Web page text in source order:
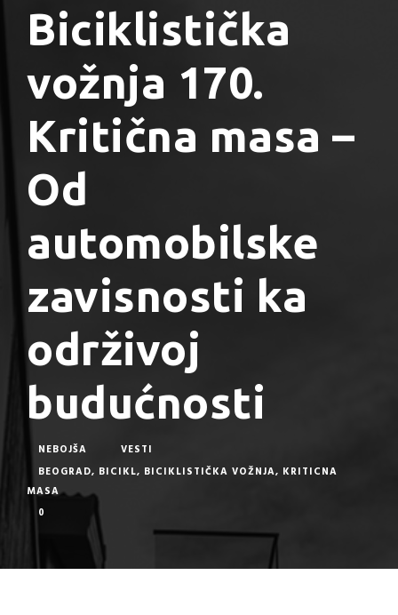
Biciklistička
vožnja 170.
Kritična masa –
Od
automobilske
zavisnosti ka
održivoj
budućnosti
NEBOJŠA
VESTI
BEOGRAD, BICIKL, BICIKLISTIČKA VOŽNJA, KRITICNA
MASA
0